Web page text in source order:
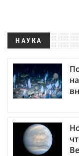
НАУКА